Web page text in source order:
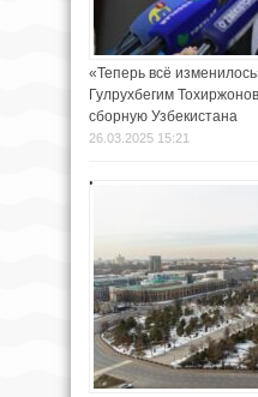
«Теперь всё
Гулрухбегим
сборную Узбекистана
26.03.2025 15:21